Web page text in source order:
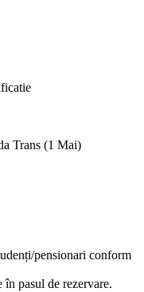
Trans (1 Mai)
pensionari conform
pasul de rezervare.